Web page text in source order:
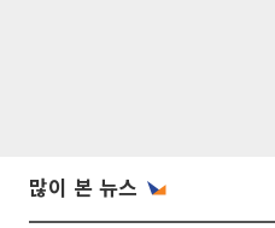
많이 본 뉴스